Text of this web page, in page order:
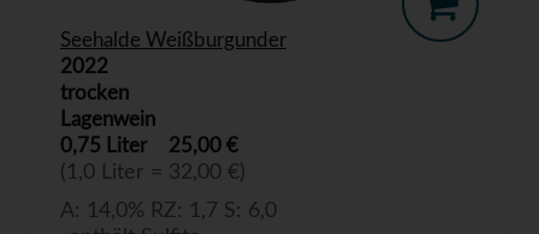
Seehalde Weißburgunder
2022
trocken
Lagenwein
0,75 Liter
25,00 €
(1,0 Liter = 32,00 €)
A: 14,0% RZ: 1,7 S: 6,0